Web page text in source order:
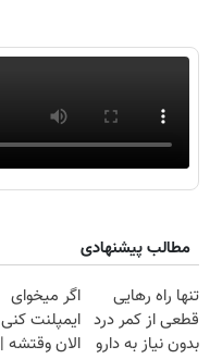
مطالب پیشنهادی
تنها راه رهایی
قطعی از کمر درد
بدون نیاز به دارو
اگر میخوای
ایمپلنت کنی
الان وقتشه |